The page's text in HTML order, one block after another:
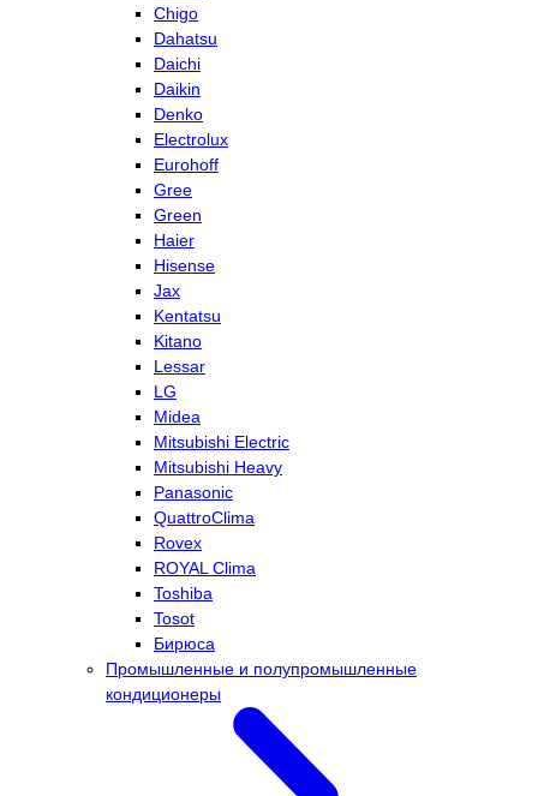
Chigo
Dahatsu
Daichi
Daikin
Denko
Electrolux
Eurohoff
Gree
Green
Haier
Hisense
Jax
Kentatsu
Kitano
Lessar
LG
Midea
Mitsubishi Electric
Mitsubishi Heavy
Panasonic
QuattroClima
Rovex
ROYAL Clima
Toshiba
Tosot
Бирюса
Промышленные и полупромышленные
кондиционеры